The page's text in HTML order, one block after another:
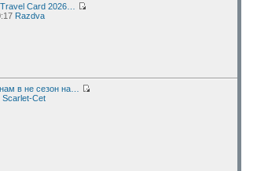
Card 2026…
Razdva
в не сезон на…
Scarlet-Cet